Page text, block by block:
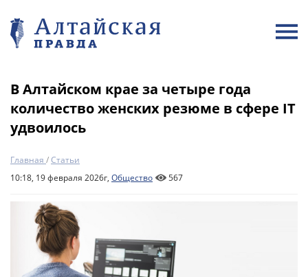
В Алтайском крае за четыре года
количество женских резюме в сфере IT
удвоилось
Главная /Статьи
10:18, 19 февраля 2026г, Общество 567